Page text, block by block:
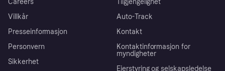
Careers
Villkår
Presseinformasjon
Personvern
Sikkerhet
Tilgjengelighet
Auto-Track
Kontakt
Kontaktinformasjon for
myndigheter
Eierstyring og selskapsledelse